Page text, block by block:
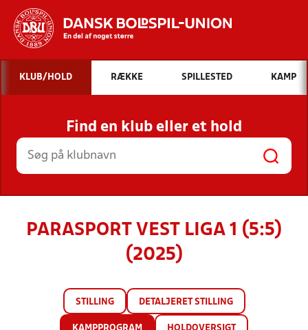
Hvad vil du søge efter?
INDHOLD OG NYHEDER
STILLINGER, RESULTATER, KLUBBER OG
HOLD
KLUB/HOLD RÆKKE SPILLESTED KAMP
Find en klub eller et hold
PARASPORT VEST LIGA 1 (5:5)
(2025)
STILLING DETALJERET STILLING